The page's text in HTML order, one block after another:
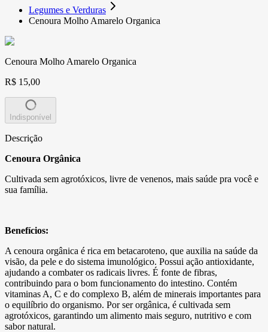
Legumes e Verduras
Cenoura Molho Amarelo Organica
Cenoura Molho Amarelo Organica
R$ 15,00
Indisponível
Descrição
Cenoura Orgânica
Cultivada sem agrotóxicos, livre de venenos, mais saúde pra você e
sua família.
Benefícios:
A cenoura orgânica é rica em betacaroteno, que auxilia na saúde da
visão, da pele e do sistema imunológico. Possui ação antioxidante,
ajudando a combater os radicais livres. É fonte de fibras,
contribuindo para o bom funcionamento do intestino. Contém
vitaminas A, C e do complexo B, além de minerais importantes para
o equilíbrio do organismo. Por ser orgânica, é cultivada sem
agrotóxicos, garantindo um alimento mais seguro, nutritivo e com
sabor natural.